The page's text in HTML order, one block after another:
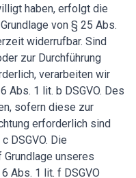
haben, erfolgt die
von § 25 Abs.
widerrufbar. Sind
zur Durchführung
verarbeiten wir
Abs. 1 lit. b DSGVO. Des
sofern diese zur
erforderlich sind
DSGVO. Die
Grundlage unseres
Abs. 1 lit. f DSGVO